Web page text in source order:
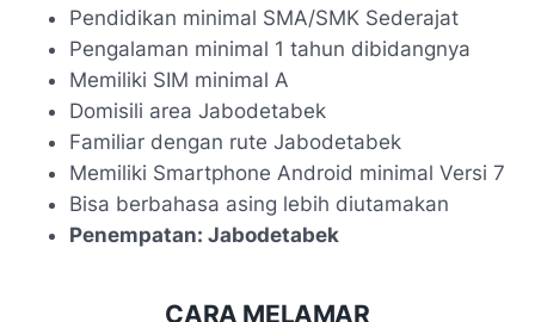
Pendidikan minimal SMA/SMK Sederajat
Pengalaman minimal 1 tahun dibidangnya
Memiliki SIM minimal A
Domisili area Jabodetabek
Familiar dengan rute Jabodetabek
Memiliki Smartphone Android minimal Versi 7
Bisa berbahasa asing lebih diutamakan
Penempatan: Jabodetabek
CARA MELAMAR